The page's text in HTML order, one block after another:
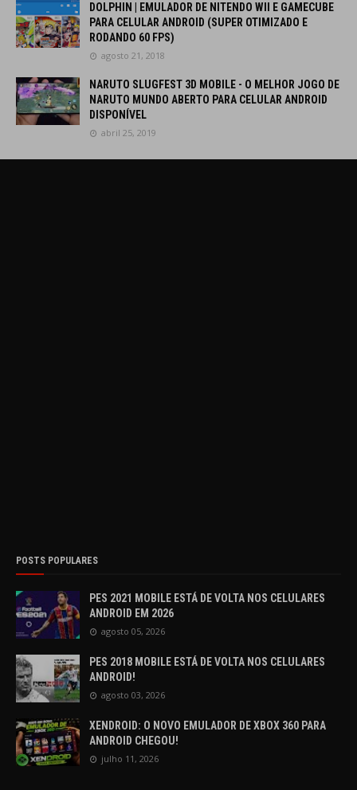
DOLPHIN | EMULADOR DE NITENDO WII E GAMECUBE
PARA CELULAR ANDROID (SUPER OTIMIZADO E
RODANDO 60 FPS)
agosto 21, 2018
NARUTO SLUGFEST 3D MOBILE - O MELHOR JOGO DE
NARUTO MUNDO ABERTO PARA CELULAR ANDROID
DISPONÍVEL
abril 25, 2019
POSTS POPULARES
PES 2021 MOBILE ESTÁ DE VOLTA NOS CELULARES
ANDROID EM 2026
agosto 05, 2026
PES 2018 MOBILE ESTÁ DE VOLTA NOS CELULARES
ANDROID!
agosto 03, 2026
XENDROID: O NOVO EMULADOR DE XBOX 360 PARA
ANDROID CHEGOU!
julho 11, 2026